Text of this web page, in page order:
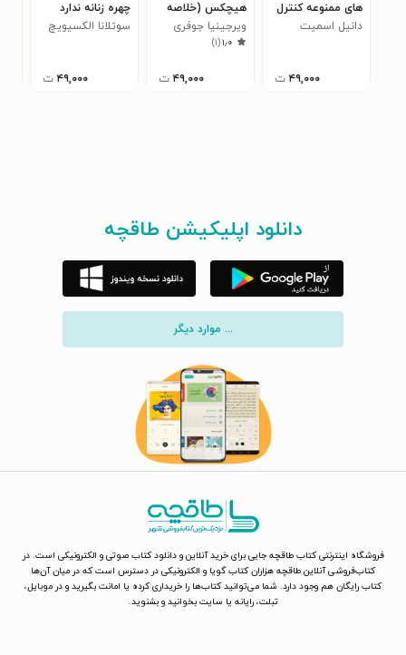
های ممنوعه کنترل
ذهن (خلاصه کتاب)
دانیل اسمیت
۴۹,۰۰۰ ت
هیچکس (خلاصه
کتاب)
ویرجینیا جوفری
۱٫۰(۱)
۴۹,۰۰۰ ت
چهره‌ زنانه ندارد
(خلاصه کتاب)
سوتلانا الکسیویچ
۴۹,۰۰۰ ت
دانلود اپلیکیشن طاقچه
... موارد دیگر
فروشگاه اینترنتی کتاب طاقچه جایی برای خرید آنلاین و دانلود کتاب صوتی و الکترونیکی است. در
کتاب‌فروشی آنلاین طاقچه هزاران کتاب گویا و الکترونیکی در دسترس است که در میان آن‌ها
کتاب رایگان هم وجود دارد. شما می‌توانید کتاب‌ها را خریداری کرده یا امانت بگیرید و در موبایل،
تبلت، رایانه یا سایت بخوانید و بشنوید.